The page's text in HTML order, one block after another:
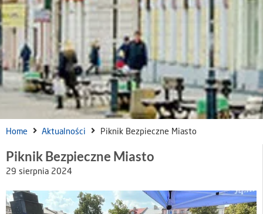
Home Aktualności Piknik Bezpieczne Miasto
Piknik Bezpieczne Miasto
29 sierpnia 2024